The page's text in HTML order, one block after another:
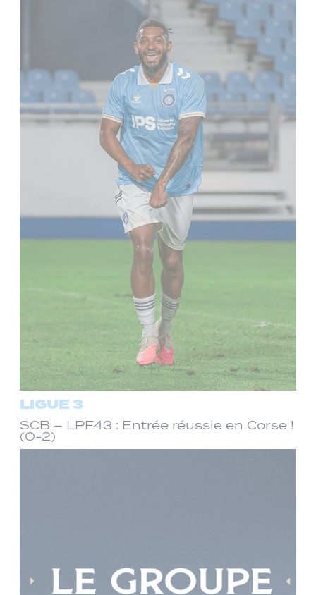
LIGUE 3
SCB – LPF43 : Entrée réussie en Corse !
(0-2)